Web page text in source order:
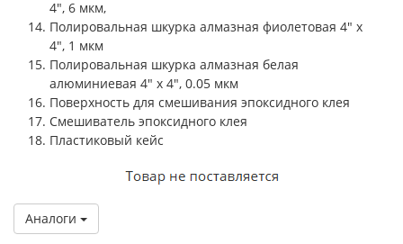
4", 6 мкм,
Полировальная шкурка алмазная фиолетовая 4" x
4", 1 мкм
Полировальная шкурка алмазная белая
алюминиевая 4" x 4", 0.05 мкм
Поверхность для смешивания эпоксидного клея
Смешиватель эпоксидного клея
Пластиковый кейс
Аналоги